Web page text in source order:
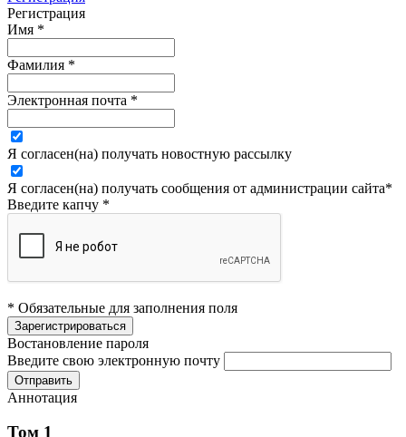
Регистрация
Имя *
Фамилия *
Электронная почта *
Я согласен(на) получать новостную рассылку
Я согласен(на) получать сообщения от администрации сайта*
Введите капчу *
* Обязательные для заполнения поля
Востановление пароля
Введите свою электронную почту
Аннотация
Том 1